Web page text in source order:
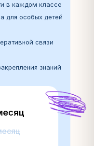
в каждом классе
для особых детей
связи
знаний